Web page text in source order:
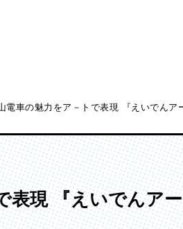
芸術学部
造形学科
電車の魅力をア－トで表現 『えいでん
表現 『えいでんア